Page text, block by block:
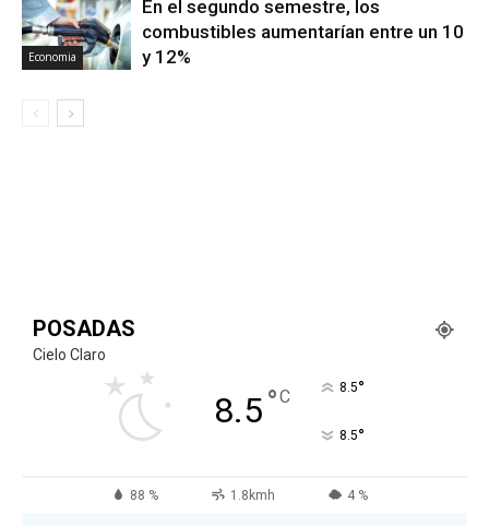
Economia
En el segundo semestre, los
combustibles aumentarían entre un 10
y 12%
POSADAS
Cielo Claro
8.5°C 8.5°
8.5°
88 % 1.8kmh 4 %